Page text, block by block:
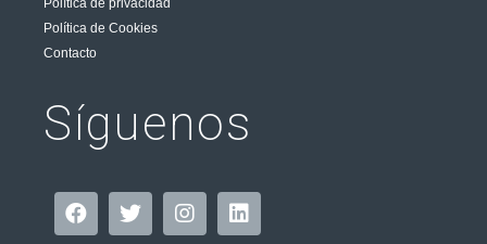
Política de privacidad
Política de Cookies
Contacto
Síguenos